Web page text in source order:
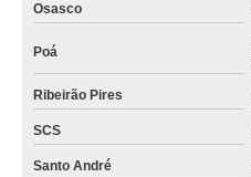
Osasco
Poá
Ribeirão Pires
SCS
Santo André